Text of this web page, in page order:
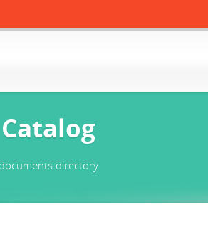
Catalog
documents directory